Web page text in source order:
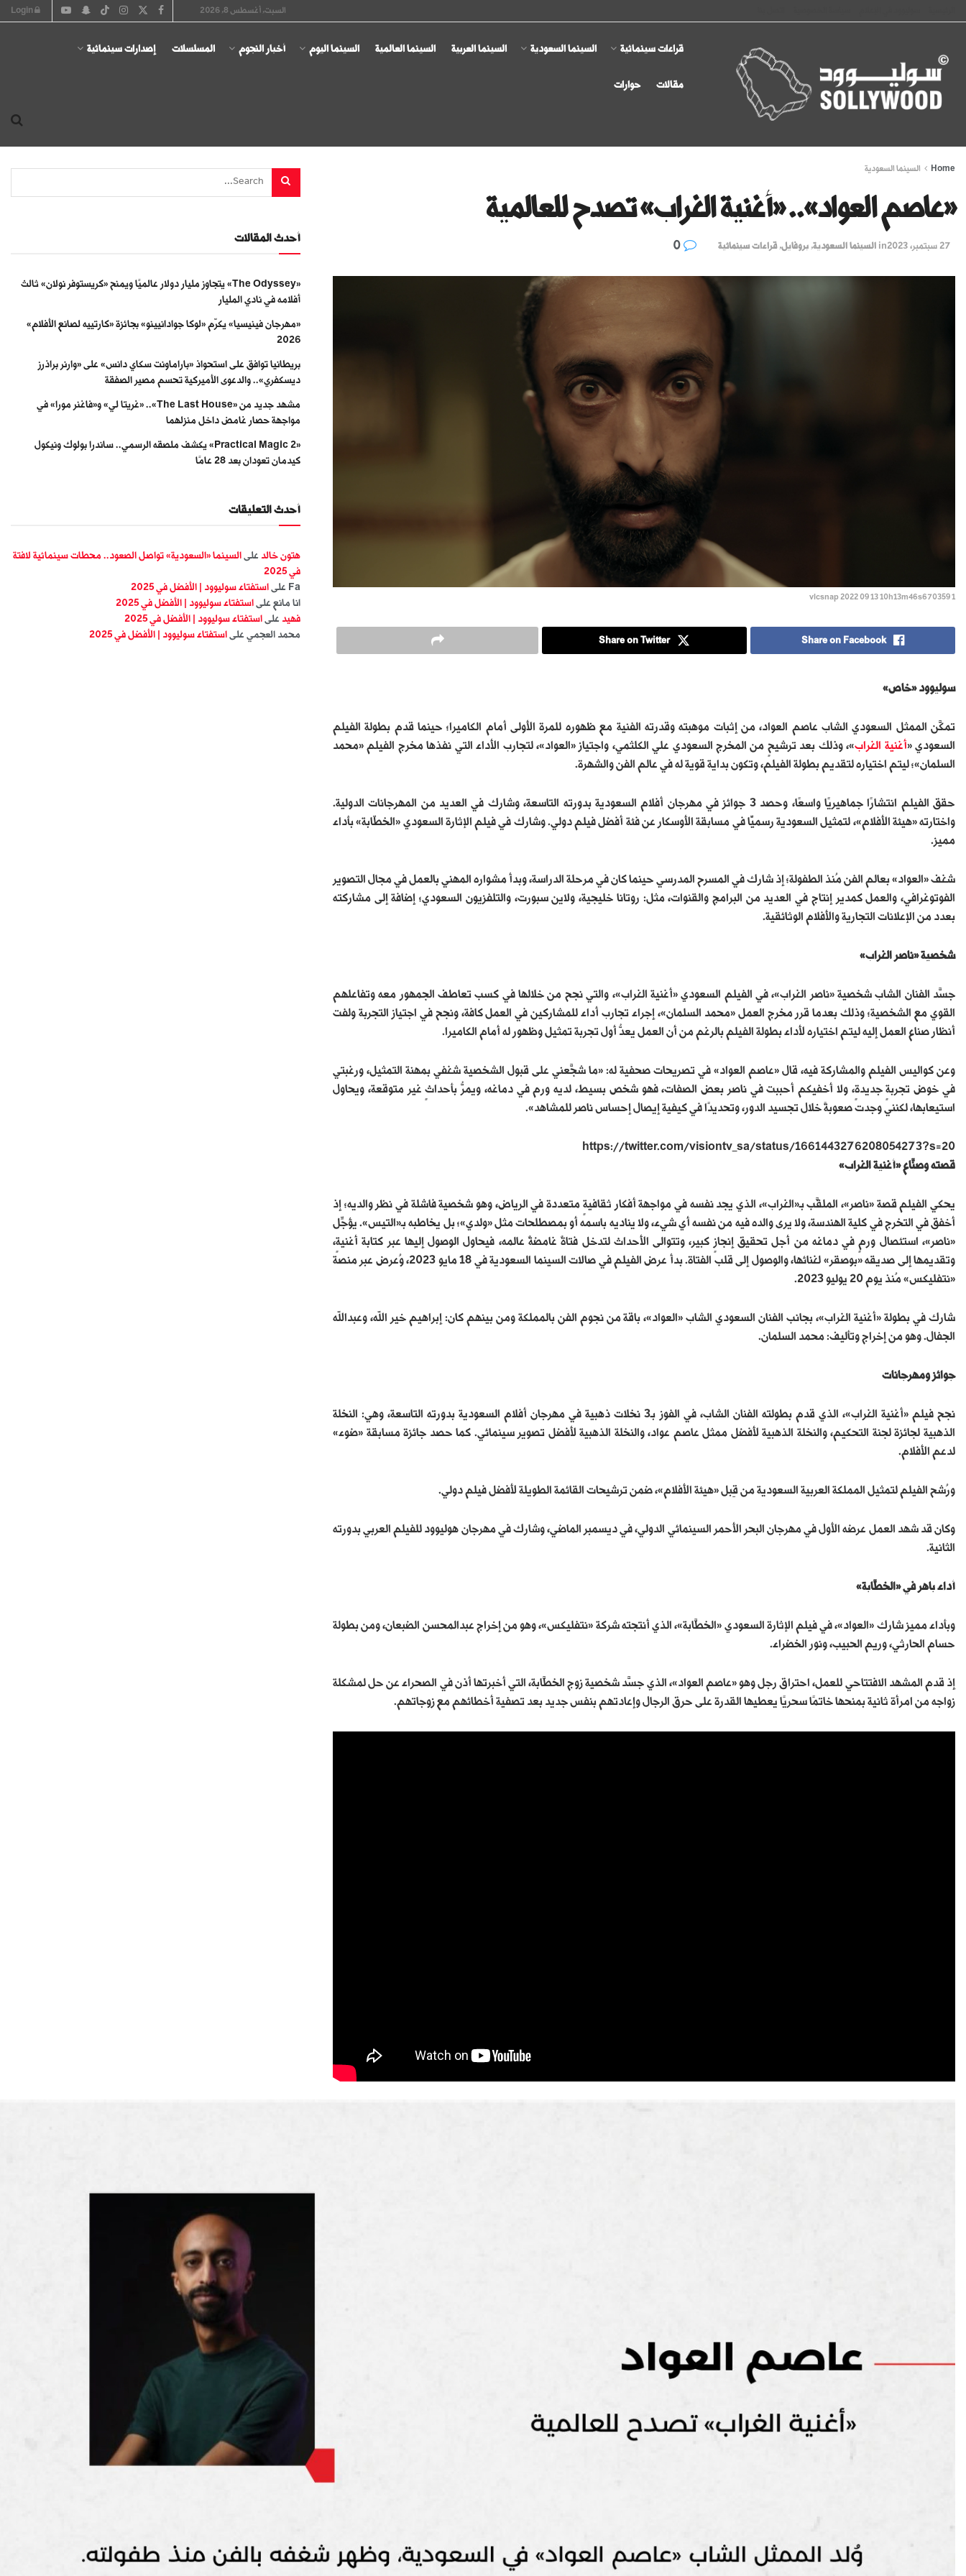
السبت, أغسطس 8, 2026
قراءات سينمائية السينما السعودية السينما العربية السينما العالمية السينما اليوم أخبار النجوم المسلسلات إصدارات سينمائية
مقالات حوارات
Home السينما السعودية
«عاصم العواد».. «أغنية الغراب» تصدح للعالمية
27 سبتمبر، 2023 in السينما السعودية, بروفايل,قراءات سينمائية
vlcsnap 2022 09 13 10h13m46s670359 1
Share on Facebook
Share on Twitter
سوليوود «خاص»
تمكَّن الممثل السعودي الشاب عاصم العواد، من إثبات موهبته وقدرته الفنية مع ظهوره للمرة الأولى أمام الكاميرا؛ حينما قدم بطولة الفيلم
السعودي «أغنية الغراب»، وذلك بعد ترشيحٍ من المخرج السعودي علي الكلثمي، واجتياز «العواد»، لتجارب الأداء التي نفذها مخرج الفيلم «محمد
السلمان»؛ ليتم اختياره لتقديم بطولة الفيلم، وتكون بداية قوية له في عالم الفن والشهرة.
حقق الفيلم انتشارًا جماهيريًا واسعًا، وحصد 3 جوائز في مهرجان أفلام السعودية بدورته التاسعة، وشارك في العديد من المهرجانات الدولية.
واختارته «هيئة الأفلام»، لتمثيل السعودية رسميًّا في مسابقة الأوسكار عن فئة أفضل فيلم دولي. وشارك في فيلم الإثارة السعودي «الخطّابة» بأداء
مميز.
شغف «العواد» بعالم الفن مُنذ الطفولة؛ إذ شارك في المسرح المدرسي حينما كان في مرحلة الدراسة، وبدأ مشواره المهني بالعمل في مجال التصوير
الفوتوغرافي، والعمل كمدير إنتاج في العديد من البرامج والقنوات، مثل: روتانا خليجية، ولاين سبورت، والتلفزيون السعودي؛ إضافة إلى مشاركته
بعدد من الإعلانات التجارية والأفلام الوثائقية.
شخصية «ناصر الغراب»
جسَّد الفنان الشاب شخصية «ناصر الغراب»، في الفيلم السعودي «أغنية الغراب»، والتي نجح من خلالها في كسب تعاطف الجمهور معه وتفاعلهم
القوي مع الشخصية؛ وذلك بعدما قرر مخرج العمل «محمد السلمان»، إجراء تجارب أداء للمشاركين في العمل كافة، ونجح في اجتياز التجربة ولفت
أنظار صناع العمل إليه ليتم اختياره لأداء بطولة الفيلم بالرغم من أن العمل يعدُّ أول تجربة تمثيل وظهور له أمام الكاميرا.
وعن كواليس الفيلم والمشاركة فيه، قال «عاصم العواد» في تصريحات صحفية له: «ما شجَّعني على قبول الشخصية شغفي بمهنة التمثيل، ورغبتي
في خوض تجربةٍ جديدةٍ، ولا أخفيكم أحببت في ناصر بعض الصفات، فهو شخص بسيط، لديه ورم في دماغه، ويمرُّ بأحداثٍ غير متوقعة، ويحاول
استيعابها، لكنني وجدت صعوبةً خلال تجسيد الدور، وتحديدًا في كيفية إيصال إحساس ناصر للمشاهد».
https://twitter.com/visiontv_sa/status/1661443276208054273?s=20
قصته وصنَّاع «أغنية الغراب»
يحكي الفيلم قصة «ناصر»، الملقَّب بـ«الغراب»، الذي يجد نفسه في مواجهة أفكار ثقافيةٍ متعددة في الرياض، وهو شخصية فاشلة في نظر والديه؛ إذ
أخفق في التخرج في كلية الهندسة، ولا يرى والده فيه من نفسه أي شيء، ولا يناديه باسمه أو بمصطلحات مثل «ولدي»؛ بل يخاطبه بـ«التيس». يؤجِّل
«ناصر»، استئصال ورمٍ في دماغه من أجل تحقيق إنجازٍ كبير، وتتوالى الأحداث لتدخل فتاةٌ غامضةٌ عالمه، فيحاول الوصول إليها عبر كتابة أغنيةٍ،
وتقديمها إلى صديقه «بوصقر» لغنائها، والوصول إلى قلب الفتاة. بدأ عرض الفيلم في صالات السينما السعودية في 18 مايو 2023، وُعرض عبر منصة
«نتفليكس» مُنذ يوم 20 يوليو 2023.
شارك في بطولة «أغنية الغراب»، بجانب الفنان السعودي الشاب «العواد»، باقة من نجوم الفن بالمملكة ومن بينهم كان: إبراهيم خير الله، وعبدالله
الجفال. وهو من إخراج وتأليف: محمد السلمان.
جوائز ومهرجانات
نجح فيلم «أغنية الغراب»، الذي قدم بطولته الفنان الشاب، في الفوز بـ3 نخلات ذهبية في مهرجان أفلام السعودية بدورته التاسعة، وهي: النخلة
الذهبية لجائزة لجنة التحكيم، والنخلة الذهبية لأفضل ممثل عاصم عواد، والنخلة الذهبية لأفضل تصوير سينمائي. كما حصد جائزة مسابقة «ضوء»
لدعم الأفلام.
ورُشح الفيلم لتمثيل المملكة العربية السعودية من قِبل «هيئة الأفلام»، ضمن ترشيحات القائمة الطويلة لأفضل فيلم دولي.
وكان قد شهد العمل عرضه الأول في مهرجان البحر الأحمر السينمائي الدولي، في ديسمبر الماضي، وشارك في مهرجان هوليوود للفيلم العربي بدورته
الثانية.
أداء باهر في «الخطَّابة»
وبأداء مميز شارك «العواد»، في فيلم الإثارة السعودي «الخطَّابة»، الذي أنتجته شركة «نتفليكس»، وهو من إخراج عبدالمحسن الضبعان، ومن بطولة
حسام الحارثي، وريم الحبيب، ونور الخضراء.
إذ قدم المشهد الافتتاحي للعمل، احتراق رجل وهو «عاصم العواد»، الذي جسَّد شخصية زوج الخطَّابة، التي أخبرتها أذن في الصحراء عن حل لمشكلة
زواجه من امرأة ثانية بمنحها خاتمًا سحريًا يعطيها القدرة على حرق الرجال وإعادتهم بنفس جديد بعد تصفية أخطائهم مع زوجاتهم.
أحدث المقالات
«The Odyssey» يتجاوز مليار دولار عالميًا ويمنح «كريستوفر نولان» ثالث
أفلامه في نادي المليار
«مهرجان فينيسيا» يكرّم «لوكا جوادانيينو» بجائزة «كارتييه لصانع الأفلام»
2026
بريطانيا توافق على استحواذ «باراماونت سكاي دانس» على «وارنر براذرز
ديسكفري».. والدعوى الأميركية تحسم مصير الصفقة
مشهد جديد من «The Last House».. «غريتا لي» و«فاغنر مورا» في
مواجهة حصار غامض داخل منزلهما
«Practical Magic 2» يكشف ملصقه الرسمي.. ساندرا بولوك ونيكول
كيدمان تعودان بعد 28 عامًا
أحدث التعليقات
هتون خالد على السينما «السعودية» تواصل الصعود.. محطات سينمائية لافتة
في 2025
Fa على استفتاء سوليوود | الأفضل في 2025
انا مانع على استفتاء سوليوود | الأفضل في 2025
فهيد على استفتاء سوليوود | الأفضل في 2025
محمد العجمي على استفتاء سوليوود | الأفضل في 2025